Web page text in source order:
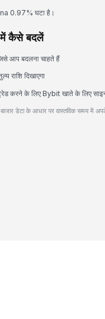
0.97% घटा है।
कैसे बदलें
आप बदलना चाहते हैं
राशि दिखाएगा
करने के लिए Bybit खाते के लिए
डेटा के आधार पर वास्तविक समय में